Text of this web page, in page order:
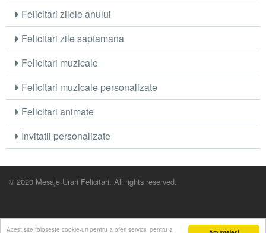
Acest site foloseste cookie-uri pentru a oferi servicii, pentru a
Felicitari zilele anului
Felicitari zile saptamana
Felicitari muzicale
Felicitari muzicale personalizate
Felicitari animate
Invitatii personalizate
© 2020 Mesaje Urari Felicitari. All rights reserved.